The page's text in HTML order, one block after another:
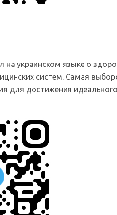
на украинском языке о
систем. Самая
для достижения